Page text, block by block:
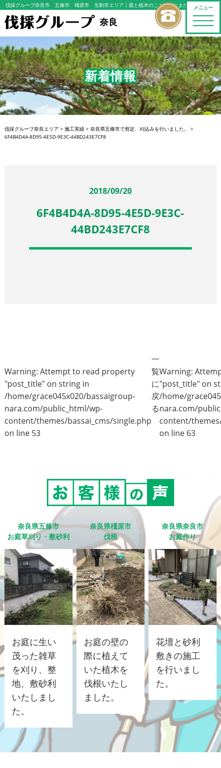
メニュー
toggle
伐採グループ奈良市 五條市 橿原市 生駒市エリア ｜庭と植木のことならおまかせください
奈良
新着情報
伐採グループ奈良エリア > 施工実績> 奈良県五條市で剪定、刈込みを行いました。
>
6F4B4D4A-8D95-4E5D-9E3C-44BD243E7CF8
2018/09/20
6F4B4D4A-8D95-4E5D-9E3C-
44BD243E7CF8
Warning: Attempt to read property
"post_title" on string in
/home/grace045x020/bassaigroup-
nara.com/public_html/wp-
content/themes/bassai_cms/single.php
on line 53
一
覧
に
戻
る
Warning:
"post_title" on
/home/
nara.com/
content/
on line 63
奈良県五條市
お庭草刈り・敷砂利
お庭に生い
茂った雑草
を刈り、整
地、敷砂利
いたしまし
た。
奈良県橿原市
伐根
お庭の壁の
際に植えて
いた植木を
伐根いたし
ました。
奈良県奈良市
お庭作り
花壇と砂利
敷きの施工
を行いまし
た。